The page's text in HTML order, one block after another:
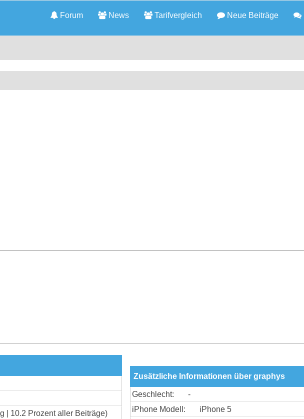
Forum News Tarifvergleich Neue Beiträge
| 10.2 Prozent aller Beiträge)
Zusätzliche Informationen über graphys
Geschlecht:
-
iPhone Modell:
iPhone 5